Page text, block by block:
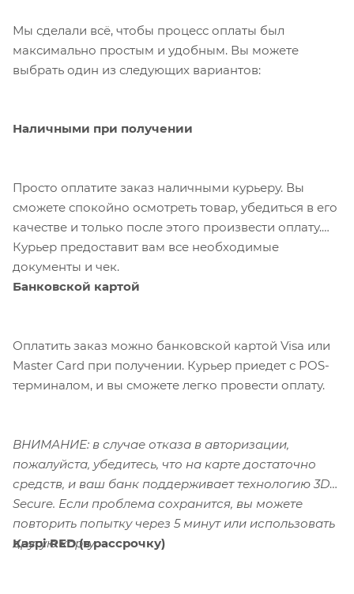
Мы сделали всё, чтобы процесс оплаты был
максимально простым и удобным. Вы можете
выбрать один из следующих вариантов:
Наличными при получении
Просто оплатите заказ наличными курьеру. Вы
сможете спокойно осмотреть товар, убедиться в его
качестве и только после этого произвести оплату.
Курьер предоставит вам все необходимые
документы и чек.
Банковской картой
Оплатить заказ можно банковской картой Visa или
Master Card при получении. Курьер приедет с POS-
терминалом, и вы сможете легко провести оплату.
ВНИМАНИЕ: в случае отказа в авторизации,
пожалуйста, убедитесь, что на карте достаточно
средств, и ваш банк поддерживает технологию 3D-
Secure. Если проблема сохранится, вы можете
повторить попытку через 5 минут или использовать
другую карту.
Kaspi RED (в рассрочку)